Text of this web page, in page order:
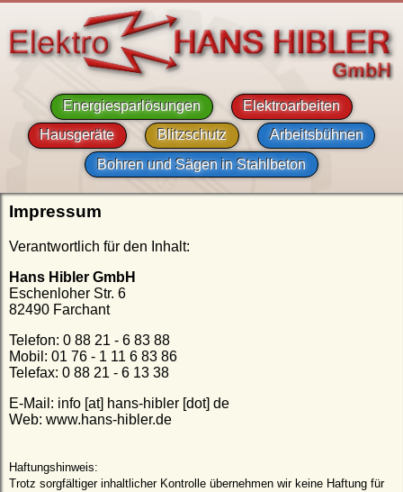
Energiesparlösungen
Elektroarbeiten
Hausgeräte
Blitzschutz
Arbeitsbühnen
Bohren und Sägen in Stahlbeton
Impressum
Verantwortlich für den Inhalt:
Hans Hibler GmbH
Eschenloher Str. 6
82490 Farchant
Telefon: 0 88 21 - 6 83 88
Mobil: 01 76 - 1 11 6 83 86
Telefax: 0 88 21 - 6 13 38
E-Mail: info [at] hans-hibler [dot] de
Web: www.hans-hibler.de
Haftungshinweis:
Trotz sorgfältiger inhaltlicher Kontrolle übernehmen wir keine Haftung für